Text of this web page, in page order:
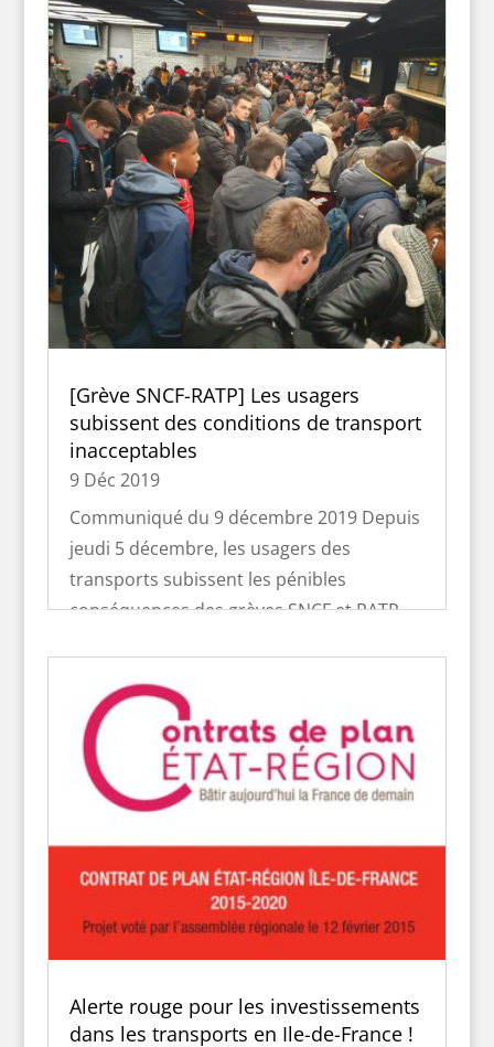
[Grève SNCF-RATP] Les usagers
subissent des conditions de transport
inacceptables
9 Déc 2019
Communiqué du 9 décembre 2019 Depuis
jeudi 5 décembre, les usagers des
transports subissent les pénibles
conséquences des grèves SNCF et RATP
(jours de congé, absences...
Alerte rouge pour les investissements
dans les transports en Ile-de-France !